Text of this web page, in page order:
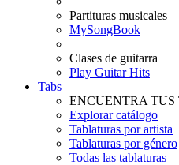
Partituras musicales
MySongBook
Clases de guitarra
Play Guitar Hits
Tabs
ENCUENTRA
Explorar catálogo
Tablaturas por artista
Tablaturas por género
Todas las tablaturas